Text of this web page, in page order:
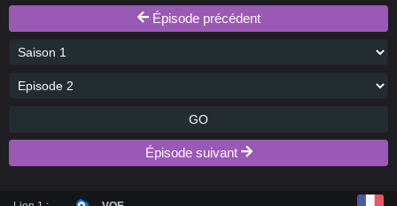
Épisode précédent
GO
Épisode suivant